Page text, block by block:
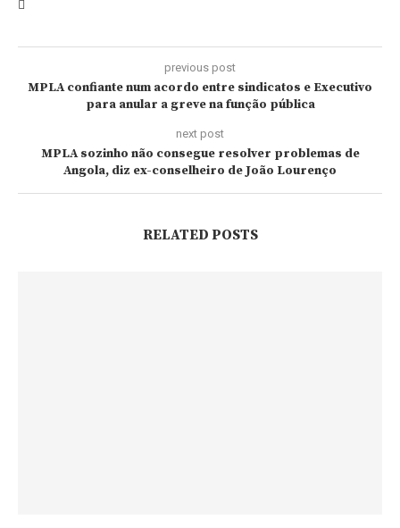
previous post
MPLA confiante num acordo entre sindicatos e Executivo
para anular a greve na função pública
next post
MPLA sozinho não consegue resolver problemas de
Angola, diz ex-conselheiro de João Lourenço
RELATED POSTS